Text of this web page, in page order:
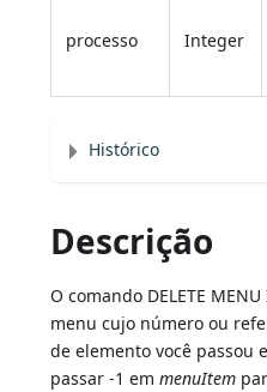
processo Integer
Histórico
Descrição
O comando DELETE
menu cujo número ou
de elemento você passou
passar -1 emmenuItem